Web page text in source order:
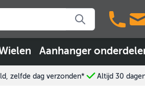
Aanhanger
zelfde dag verzonden* Altijd 30